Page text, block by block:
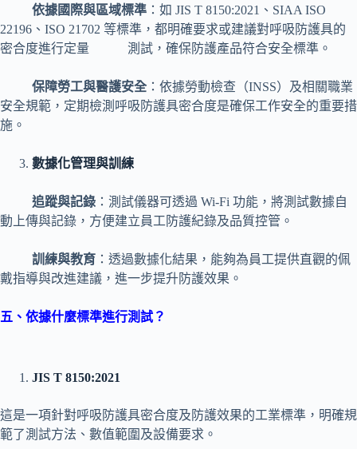
依據國際與區域標準 ：如 JIS T 8150:2021、SIAA ISO
22196、ISO 21702 等標準，都明確要求或建議對呼吸防護具的
密合度進行定量 測試，確保防護產品符合安全標準。
保障勞工與醫護安全 ：依據勞動檢查（INSS）及相關職業
安全規範，定期檢測呼吸防護具密合度是確保工作安全的重要措
施。
數據化管理與訓練
追蹤與記錄 ：測試儀器可透過 Wi-Fi 功能，將測試數據自
動上傳與記錄，方便建立員工防護紀錄及品質控管。
訓練與教育 ：透過數據化結果，能夠為員工提供直觀的佩
戴指導與改進建議，進一步提升防護效果。
五、依據什麼標準進行測試？
JIS T 8150:2021
這是一項針對呼吸防護具密合度及防護效果的工業標準，明確規
範了測試方法、數值範圍及設備要求。